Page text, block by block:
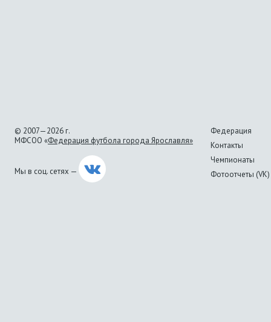
© 2007—2026 г.
МФСОО «Федерация футбола города Ярославля»
Мы в соц. сетях —
Федерация
Контакты
Чемпионаты
Фотоотчеты (VK)